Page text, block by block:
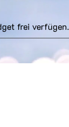
frei verfügen.